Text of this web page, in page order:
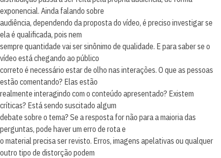
exponencial. Ainda falando sobre
audiência, dependendo da proposta do vídeo, é preciso investigar se
ela é qualificada, pois nem
sempre quantidade vai ser sinônimo de qualidade. E para saber se o
vídeo está chegando ao público
correto é necessário estar de olho nas interações. O que as pessoas
estão comentando? Elas estão
realmente interagindo com o conteúdo apresentado? Existem
críticas? Está sendo suscitado algum
debate sobre o tema? Se a resposta for não para a maioria das
perguntas, pode haver um erro de rota e
o material precisa ser revisto. Erros, imagens apelativas ou qualquer
outro tipo de distorção podem